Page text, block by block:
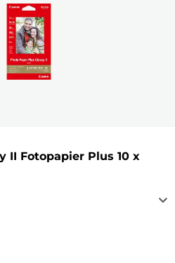
II Fotopapier Plus 10 x